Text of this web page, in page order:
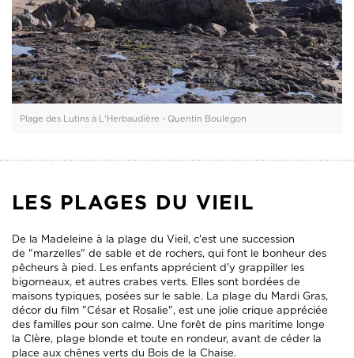
Plage des Lutins à L'Herbaudière - Quentin Boulegon
LES PLAGES DU VIEIL
De la Madeleine à la plage du Vieil, c'est une succession
de "marzelles" de sable et de rochers, qui font le bonheur des
pêcheurs à pied. Les enfants apprécient d'y grappiller les
bigorneaux, et autres crabes verts. Elles sont bordées de
maisons typiques, posées sur le sable. La plage du Mardi Gras,
décor du film "César et Rosalie", est une jolie crique appréciée
des familles pour son calme. Une forêt de pins maritime longe
la Clère, plage blonde et toute en rondeur, avant de céder la
place aux chênes verts du Bois de la Chaise.